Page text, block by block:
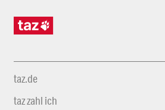
taz.de
taz zahl ich